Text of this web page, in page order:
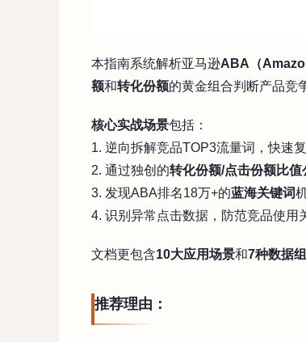
本指南系统解析亚马逊ABA（
额和转化份额的黄金组合判断产品竞
核心实战场景包括：
1. 逆向拆解竞品TOP3流量词，快速
2. 通过独创的转化份额/点击份额比值
3. 发现ABA排名18万+的蓝海关键词
4. 识别异常点击数据，防范竞品使用
文档更包含10大应用场景和7种数据
推荐理由：